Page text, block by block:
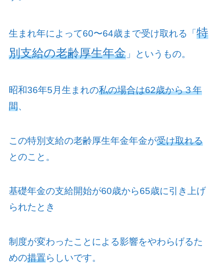
生まれ年によって60〜64歳まで受け取れる「 特
別支給の老齢厚生年金」というもの。
昭和36年5 月生まれの私の場合は62歳から３年
間、
この特別支給の老齢厚生年金年金が受け取れる
とのこと。
基礎年金の支給開始が60歳から65歳に引き上げ
られたとき
制度が変わったことによる影響をやわらげるた
めの措置らしいです。